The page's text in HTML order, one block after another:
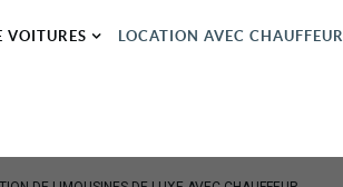
VOITURES LOCATION AVEC CHAUFFEUR